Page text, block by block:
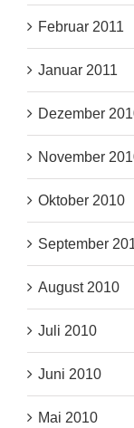
Februar 2011
Januar 2011
Dezember
November
Oktober 2010
September
August 2010
Juli 2010
Juni 2010
Mai 2010